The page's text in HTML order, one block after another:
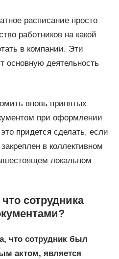
расписание просто
работников на какой
в компании. Эти
основную деятельность
вновь принятых
при оформлении
придется сделать, если
в коллективном
локальном
сотрудника
что сотрудник был
актом, является